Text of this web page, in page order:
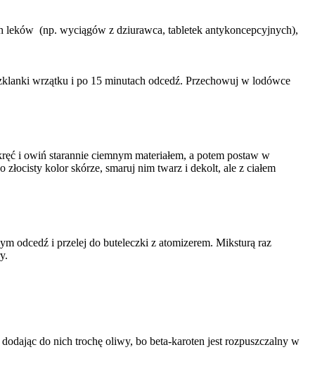
leków (np. wyciągów z dziurawca, tabletek antykoncepcyjnych),
wrzątku i po 15 minutach odcedź. Przechowuj w lodówce
i owiń starannie ciemnym materiałem, a potem postaw w
kolor skórze, smaruj nim twarz i dekolt, ale z ciałem
odcedź i przelej do buteleczki z atomizerem. Miksturą raz
do nich trochę oliwy, bo beta-karoten jest rozpuszczalny w